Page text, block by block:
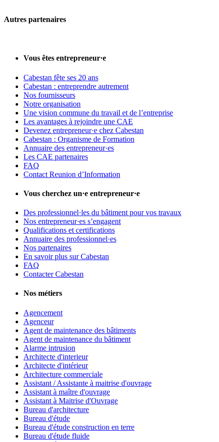
Autres partenaires
Vous êtes entrepreneur·e
Cabestan fête ses 20 ans
Cabestan : entreprendre autrement
Nos fournisseurs
Notre organisation
Une vision commune du travail et de l’entreprise
Les avantages à rejoindre une CAE
Devenez entrepreneur·e chez Cabestan
Cabestan : Organisme de Formation
Annuaire des entrepreneur·es
Les CAE partenaires
FAQ
Contact Reunion d’Information
Vous cherchez un·e entrepreneur·e
Des professionnel·les du bâtiment pour vos travaux
Nos entrepreneur·es s’engagent
Qualifications et certifications
Annuaire des professionnel·es
Nos partenaires
En savoir plus sur Cabestan
FAQ
Contacter Cabestan
Nos métiers
Agencement
Agenceur
Agent de maintenance des bâtiments
Agent de maintenance du bâtiment
Alarme intrusion
Architecte d'interieur
Architecte d'intérieur
Architecture commerciale
Assistant / Assistante à maitrise d'ouvrage
Assistant à maître d'ouvrage
Assistant à Maitrise d'Ouvrage
Bureau d'architecture
Bureau d'étude
Bureau d'étude construction en terre
Bureau d'étude fluide